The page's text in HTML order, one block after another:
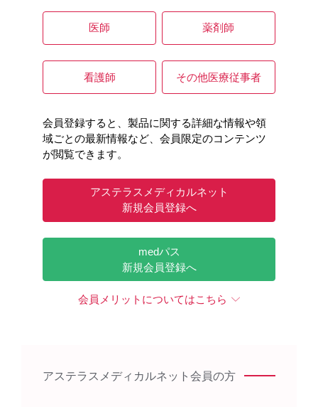
医師 薬剤師
看護師 その他医療従事者
会員登録すると、製品に関する詳細な情報や領
域ごとの最新情報など、会員限定のコンテンツ
が閲覧できます。
アステラスメディカルネット
新規会員登録へ
medパス
新規会員登録へ
会員メリットについてはこちら
アステラスメディカルネット会員の方